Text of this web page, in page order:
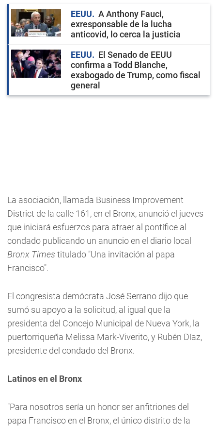
EEUU
A Anthony Fauci,
exresponsable de la lucha
anticovid, lo cerca la justicia
EEUU
El Senado de EEUU
confirma a Todd Blanche,
exabogado de Trump, como fiscal
general
La asociación, llamada Business Improvement
District de la calle 161, en el Bronx, anunció el jueves
que iniciará esfuerzos para atraer al pontífice al
condado publicando un anuncio en el diario local
Bronx Times titulado "Una invitación al papa
Francisco".
El congresista demócrata José Serrano dijo que
sumó su apoyo a la solicitud, al igual que la
presidenta del Concejo Municipal de Nueva York, la
puertorriqueña Melissa Mark-Viverito, y Rubén Díaz,
presidente del condado del Bronx.
Latinos en el Bronx
"Para nosotros sería un honor ser anfitriones del
papa Francisco en el Bronx, el único distrito de la